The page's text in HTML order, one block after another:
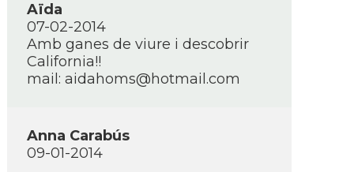
Aïda
07-02-2014
Amb ganes de viure i descobrir
California!!
mail: aidahoms@hotmail.com
Anna Carabús
09-01-2014